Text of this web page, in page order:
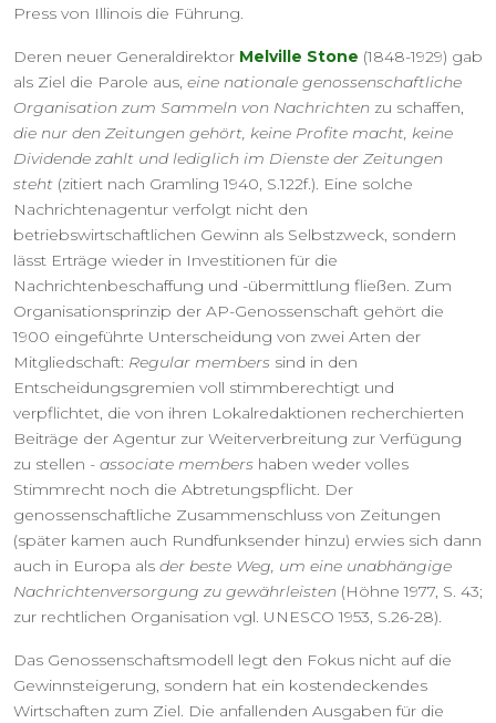
Press von Illinois die Führung.
Deren neuer Generaldirektor Melville Stone (1848-1929) gab
als Ziel die Parole aus, eine nationale genossenschaftliche
Organisation zum Sammeln von Nachrichten zu schaffen,
die nur den Zeitungen gehört, keine Profite macht, keine
Dividende zahlt und lediglich im Dienste der Zeitungen
steht (zitiert nach Gramling 1940, S.122f.). Eine solche
Nachrichtenagentur verfolgt nicht den
betriebswirtschaftlichen Gewinn als Selbstzweck, sondern
lässt Erträge wieder in Investitionen für die
Nachrichtenbeschaffung und -übermittlung fließen. Zum
Organisationsprinzip der AP-Genossenschaft gehört die
1900 eingeführte Unterscheidung von zwei Arten der
Mitgliedschaft: Regular members sind in den
Entscheidungsgremien voll stimmberechtigt und
verpflichtet, die von ihren Lokalredaktionen recherchierten
Beiträge der Agentur zur Weiterverbreitung zur Verfügung
zu stellen - associate members haben weder volles
Stimmrecht noch die Abtretungspflicht. Der
genossenschaftliche Zusammenschluss von Zeitungen
(später kamen auch Rundfunksender hinzu) erwies sich dann
auch in Europa als der beste Weg, um eine unabhängige
Nachrichtenversorgung zu gewährleisten (Höhne 1977, S. 43;
zur rechtlichen Organisation vgl. UNESCO 1953, S.26-28).
Das Genossenschaftsmodell legt den Fokus nicht auf die
Gewinnsteigerung, sondern hat ein kostendeckendes
Wirtschaften zum Ziel. Die anfallenden Ausgaben für die